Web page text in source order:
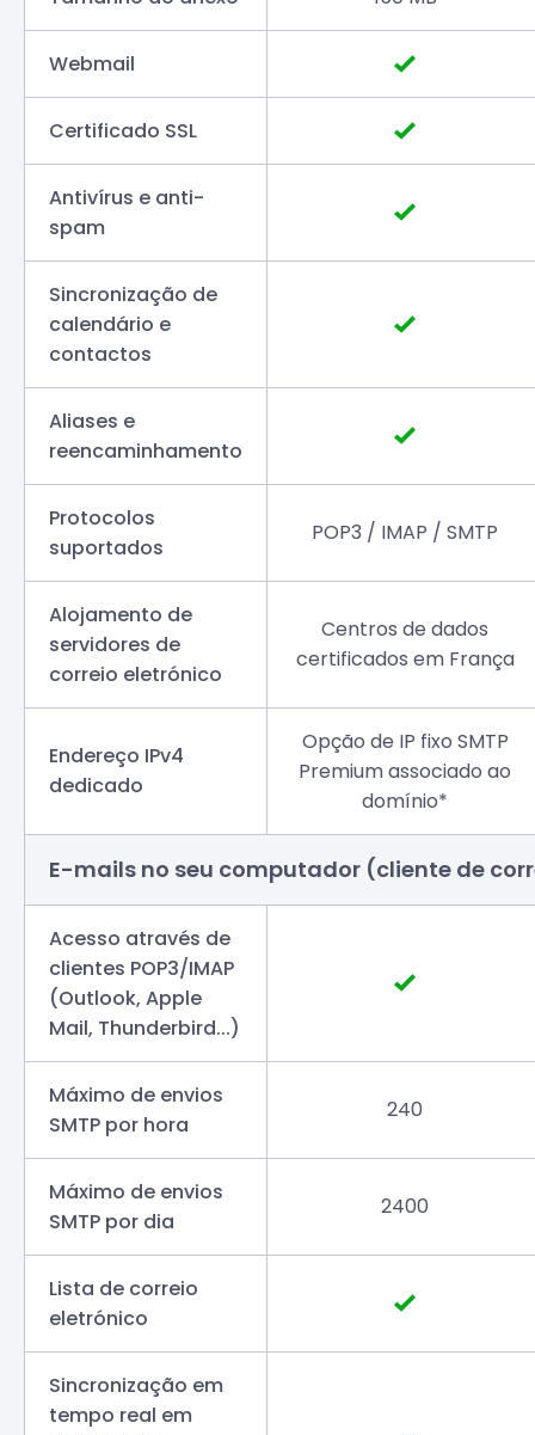
Webmail
Certificado SSL
Antivírus e anti-
spam
Sincronização de
calendário e
contactos
Aliases e
reencaminhamento
Protocolos
suportados
POP3 / IMAP / SMTP
Alojamento de
servidores de
correio eletrónico
Centros de dados
certificados em França
Endereço IPv4
dedicado
Opção de IP fixo SMTP
Premium associado ao
domínio*
E-mails no seu computador (cliente de
Acesso através de
clientes POP3/IMAP
(Outlook, Apple
Mail, Thunderbird...)
Máximo de envios
SMTP por hora
240
Máximo de envios
SMTP por dia
2400
Lista de correio
eletrónico
Sincronização em
tempo real em